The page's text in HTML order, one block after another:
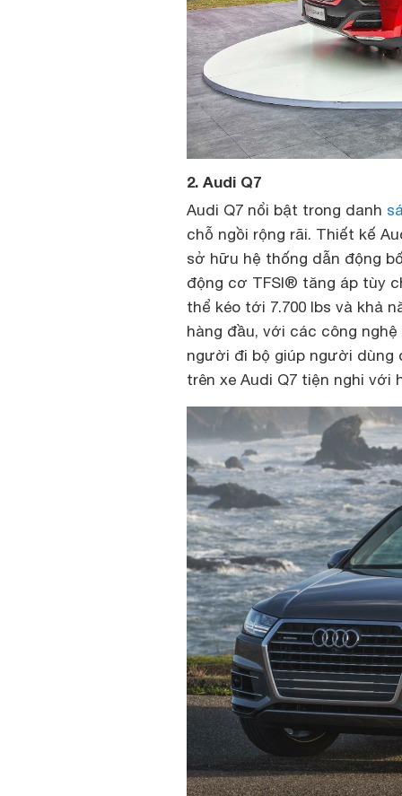
2. Audi Q7
Audi Q7 nổi bật trong danh
chỗ ngồi rộng rãi. Thiết kế
sở hữu hệ thống dẫn động
động cơ TFSI® tăng áp tùy
thể kéo tới 7.700 lbs và khả
hàng đầu, với các công
người đi bộ giúp người dùng
trên xe Audi Q7 tiện nghi với